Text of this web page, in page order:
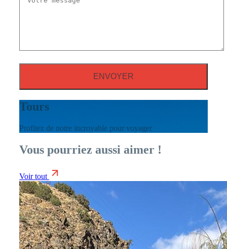
Tours
Profitez de notre incroyable pour voyager
Vous pourriez aussi aimer !
Voir tout